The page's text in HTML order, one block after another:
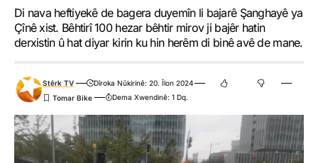
Di nava heftiyekê de bagera duyemîn li bajarê Şanghayê ya
Çînê xist. Bêhtirî 100 hezar bêhtir mirov ji bajêr hatin
derxistin û hat diyar kirin ku hin herêm di binê avê de mane.
Stêrk TV
Dîroka Nûkirinê: 20. Îlon 2024
Dema Xwendinê: 1 Dq.